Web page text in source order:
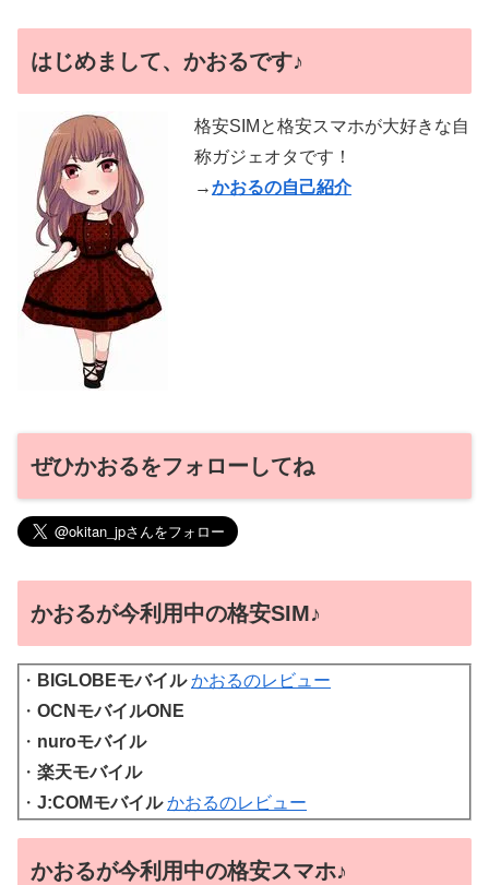
はじめまして、かおるです♪
格安SIMと格安スマホが大好きな自
称ガジェオタです！
→かおるの自己紹介
ぜひかおるをフォローしてね
かおるが今利用中の格安SIM♪
・ BIGLOBEモバイル かおるのレビュー
・ OCNモバイルONE
・ nuroモバイル
・ 楽天モバイル
・ J:COMモバイル かおるのレビュー
かおるが今利用中の格安スマホ♪